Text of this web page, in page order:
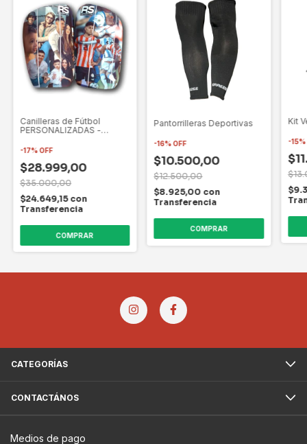
Canilleras de Fútbol
PERSONALIZADAS -
-17%OFF
$28.999,00
$35.000,00
$24.649,15 con
Transferencia
COMPRAR
Pantorrilleras Deportivas
-16%OFF
$10.500,00
$12.500,00
$8.925,00 con
Transferencia
COMPRAR
Kit
-15%
CATEGORÍAS
CONTACTÁNOS
Medios de pago